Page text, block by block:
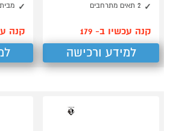
2 תאים מתרחבים
קנה עכשיו ב- 179
למידע ורכישה
מבית TREKGEAR
קנה